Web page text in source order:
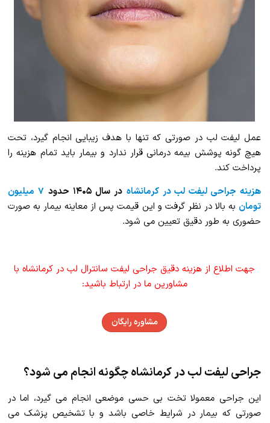
عمل لیفت لب در صورتی که تنها با هدف زیبایی انجام گیرد، تحت
هیچ گونه پوشش بیمه درمانی قرار ندارد و بیمار باید تمام هزینه را
پرداخت کند.
هزینه جراحی لیفت لب در کرمانشاه در سال ۱۴۰۵ حدود
۷ میلیون
تومان به بالا در نظر گرفت و این قیمت پس از معاینه بیمار به صورت
حضوری به طور دقیق تعیین می شود.
جهت اطلاع از هزینه دقیق جراحی لیفت سانترال لب در کرمانشاه با
مشاورین ما در ارتباط باشید:
مشاوره رایگان
جراحی لیفت لب در کرمانشاه چگونه انجام می شود؟
این جراحی معمولا تخت بی حسی موضعی انجام می گیرد، اما در
صورتی که بیمار در شرایط خاصی باشد و با تشخیص پزشک می